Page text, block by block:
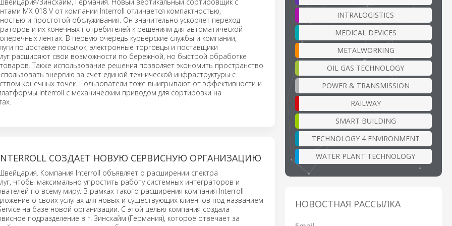
MX 018 V от компании Interroll отличается компактностью,
и простотой обслуживания. Он значительно ускоряет переход
и их конечных потребителей к решениям для автоматической
лентах. В первую очередь курьерские службы и компании,
по доставке посылок, электронные торговцы и поставщики
расширяют свои возможности по бережной, но быстрой обработке
Также использование решения позволяет экономить пространство
энергию за счет единой технической инфраструктуры с
конечных точек. Пользователи тоже выигрывают от эффективности и
Interroll с механическим приводом для сортировки на
СОЗДАЕТ НОВУЮ СЕРВИСНУЮ ОРГАНИЗАЦИЮ
Компания Interroll объявляет о расширении спектра
чтобы максимально упростить работу системных интеграторов и
по всему миру. В рамках такого расширения компания Interroll
о своих услугах для новых и существующих клиентов под названием
на базе новой организации. С этой целью компания создала
подразделение в г. Зинсхайм (Германия), которое отвечает за
INTRALOGISTICS
MEDICAL DEVICES
METALWORKING
OIL GAS TECHNOLOGY
POWER & TRANSMISSION
RAILWAY
SMART BUILDING
TECHNOLOGY 4 ENVIRONMENT
WATER PLANT TECHNOLOGY
НОВОСТНАЯ РАССЫЛКА